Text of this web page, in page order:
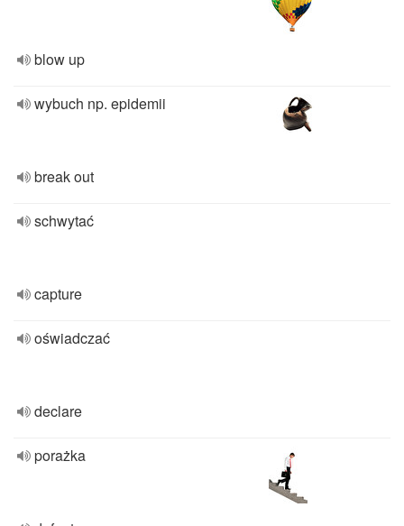
blow up
wybuch np. epidemii
break out
schwytać
capture
oświadczać
declare
porażka